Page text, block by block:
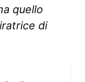
quello
di